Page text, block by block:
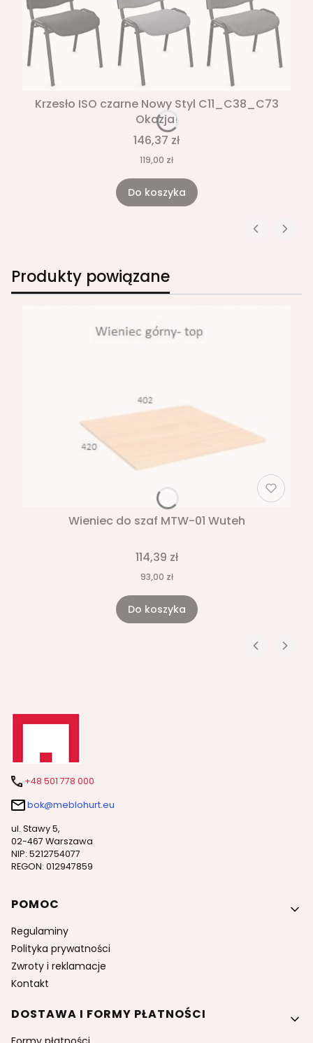
Krzesło ISO czarne Nowy Styl C11_C38_C73
Okazja!
146,37 zł
119,00 zł
Do koszyka
Produkty powiązane
Wieniec do szaf MTW-01 Wuteh
114,39 zł
93,00 zł
Do koszyka
+48 501 778 000
bok@meblohurt.eu
ul. Stawy 5,
02-467 Warszawa
NIP: 5212754077
REGON: 012947859
Linki w stopce
POMOC
Regulaminy
Polityka prywatności
Zwroty i reklamacje
Kontakt
DOSTAWA I FORMY PŁATNOŚCI